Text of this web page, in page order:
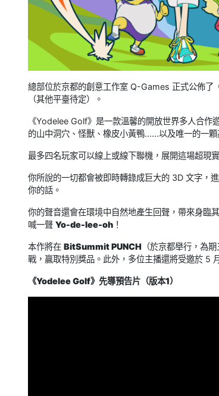
總部位於京都的創意工作室 Q-Games 正式公佈
（其他平臺待定）。
《Yodelee Golf》是一款溫馨的開放世界多人合
的山中洞穴、怪獸、橡皮小黃鴨……以及唯一的一顆
最多四名玩家可以線上或線下聯機，展開這場超現
你所說的一切都會被即時轉錄成巨大的 3D 文字，
你的話。
你的聲音還會在環境中自然地產生回聲，帶來身臨
喊一聲 Yo-de-lee-oh ！
本作將在 BitSummit PUNCH （於京都舉行，為
戰，贏取特別獎品。此外，多位主播還將受邀於
《Yodelee Golf》先導預告片（版本1）